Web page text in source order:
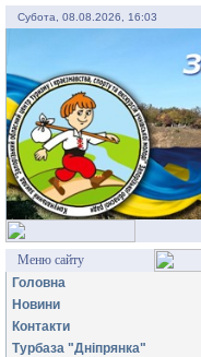
Субота, 08.08.2026, 16:03
Меню сайту
Головна
Новини
Контакти
Турбаза "Дніпрянка"